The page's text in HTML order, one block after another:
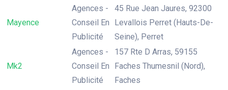
Mayence
Agences -
Conseil En
Publicité
45 Rue Jean Jaures, 92300
Levallois Perret (Hauts-De-
Seine), Perret
Mk2
Agences -
Conseil En
Publicité
157 Rte D Arras, 59155
Faches Thumesnil (Nord),
Faches